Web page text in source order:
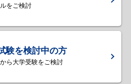
をご検討
験を検討中の方
ら大学受験をご検討